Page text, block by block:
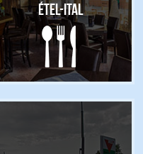
Étel-ital